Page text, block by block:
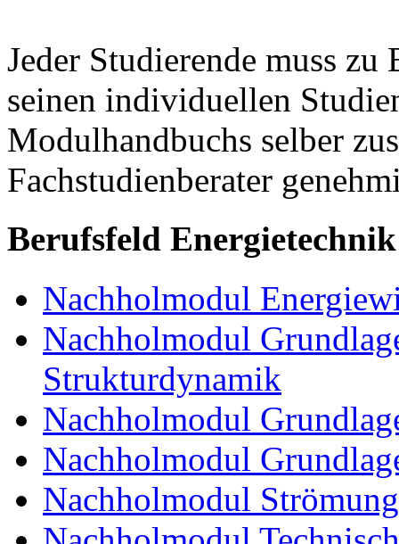
Jeder Studierende muss
seinen individuellen
Modulhandbuchs selber
Fachstudienberater
Berufsfeld Energietechnik
Nachholmodul
Nachholmodul
Strukturdynamik
Nachholmodul
Nachholmodul
Nachholmodul